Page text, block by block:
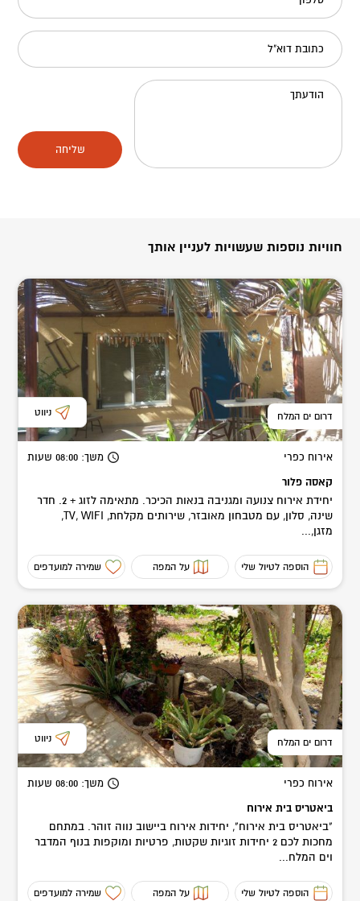
כתובת דוא"ל
הודעתך
שליחה
חוויות נוספות שעשויות לעניין אותך
דרום ים המלח ניווט
אירוח כפרי משך: 08:00 שעות
קאסה פלור
יחידת אירוח צנועה ומגניבה בנאות הכיכר. מתאימה לזוג + 2. חדר
שינה, סלון, עם מטבחון מאובזר, שירותים מקלחת, TV, WIFI,
מזגן,...
הוספה לטיול שלי על המפה שמירה למועדפים
דרום ים המלח ניווט
אירוח כפרי משך: 08:00 שעות
ביאטריס בית אירוח
"ביאטריס בית אירוח", יחידות אירוח ביישוב נווה זוהר. במתחם
מחכות לכם 2 יחידות זוגיות שקטות, פרטיות ומוקפות בנוף המדבר
וים המלח...
הוספה לטיול שלי על המפה שמירה למועדפים